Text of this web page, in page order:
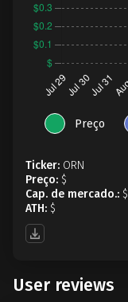
Preço
Ticker: ORN
Preço: $
Cap. de mercado.: $
ATH: $
User reviews